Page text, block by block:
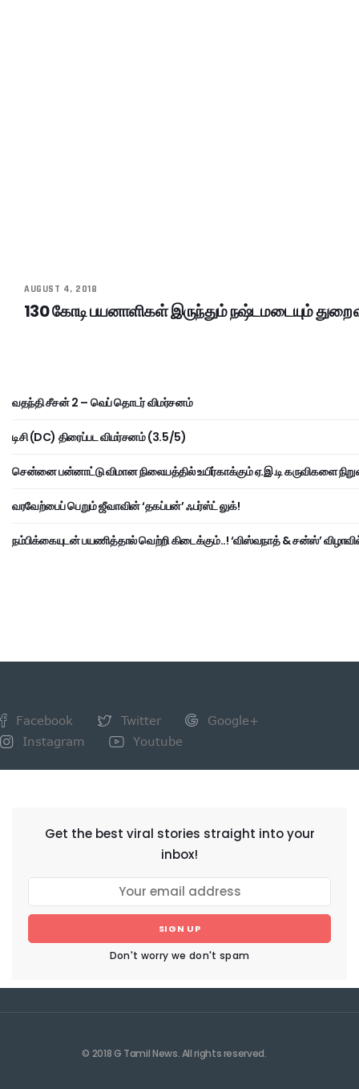
AUGUST 4, 2018
130 கோடி பயனாளிகள் இருந்தும் நஷ்டமடையும்
வதந்தி சீசன் 2 – வெப் தொடர் விமர்சனம்
டிசி (DC) திரைப்பட விமர்சனம் (3.5/5)
சென்னை பன்னாட்டு விமான நிலையத்தில் உயிர்காக்கும் ஏ.இ.டி கருவிகளை
வரவேற்பைப் பெறும் ஜீவாவின் ‘தகப்பன்’ ஃபர்ஸ்ட் லுக்!
நம்பிக்கையுடன் பயணித்தால் வெற்றி கிடைக்கும்..! ‘விஸ்வநாத் & சன்ஸ்’
Facebook Twitter
Google+
Instagram
Youtube
Get the best viral stories straight into your
inbox!
SIGN UP
Don't worry we don't spam
© 2018 G Tamil News. All rights reserved.